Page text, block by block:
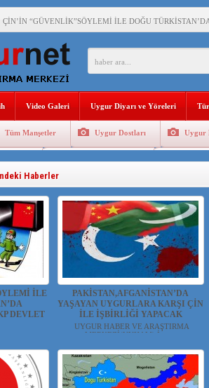
ÇİN’İN “GÜVENLİK”SÖYLEMİ İLE DOĞU
PAKİSTAN,AFGANİSTAN’DA YAŞAYAN UYGURLARA
ANAHTAR PARTİ GENEL BAŞKANI AĞIRALİOĞLU :
ÇİN’İN DOĞU TÜRKİSTAN’DAKİ UYGULAMALARI
MHP’DEN URUMÇİ KATLİAMI MESAJİ : 05.07.2009
Video Galeri Uygur Diyarı ve Yöreleri
Tüm Manşetler Uygur Dostları Uygur
Uygur Geleneksel Tip Uygur
Haberler
İLE
DEVLET
PAKİSTAN,AFGANİSTAN’DA
YAŞAYAN UYGURLARA KARŞI ÇİN
İLE İŞBİRLİĞİ YAPACAK
UYGUR HABER VE ARAŞTIRMA
MERKEZİ(UYHAM) İşga...